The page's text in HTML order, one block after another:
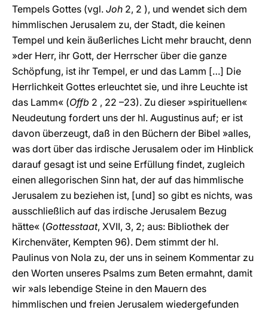
Tempels Gottes (vgl. Joh 2, 2 ), und wendet sich dem
himmlischen Jerusalem zu, der Stadt, die keinen
Tempel und kein äußerliches Licht mehr braucht, denn
»der Herr, ihr Gott, der Herrscher über die ganze
Schöpfung, ist ihr Tempel, er und das Lamm […] Die
Herrlichkeit Gottes erleuchtet sie, und ihre Leuchte ist
das Lamm« (Offb 2 , 22 –23). Zu dieser »spirituellen«
Neudeutung fordert uns der hl. Augustinus auf; er ist
davon überzeugt, daß in den Büchern der Bibel »alles,
was dort über das irdische Jerusalem oder im Hinblick
darauf gesagt ist und seine Erfüllung findet, zugleich
einen allegorischen Sinn hat, der auf das himmlische
Jerusalem zu beziehen ist, [und] so gibt es nichts, was
ausschließlich auf das irdische Jerusalem Bezug
hätte« (Gottesstaat, XVII, 3, 2; aus: Bibliothek der
Kirchenväter, Kempten 96). Dem stimmt der hl.
Paulinus von Nola zu, der uns in seinem Kommentar zu
den Worten unseres Psalms zum Beten ermahnt, damit
wir »als lebendige Steine in den Mauern des
himmlischen und freien Jerusalem wiedergefunden